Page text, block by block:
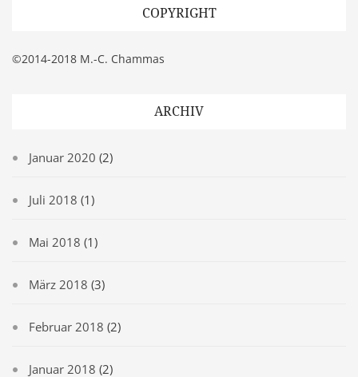
COPYRIGHT
©2014-2018 M.-C. Chammas
ARCHIV
Januar 2020 (2)
Juli 2018 (1)
Mai 2018 (1)
März 2018 (3)
Februar 2018 (2)
Januar 2018 (2)